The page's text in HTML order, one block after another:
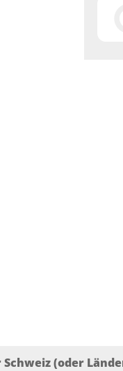
(oder